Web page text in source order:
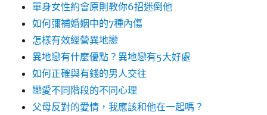
單身女性約會原則教你6招迷倒他
如何彌補婚姻中的7種內傷
怎樣有效經營異地戀
異地戀有什麼優點？異地戀有5大好處
如何正確與有錢的男人交往
戀愛不同階段的不同心理
父母反對的愛情，我應該和他在一起嗎？